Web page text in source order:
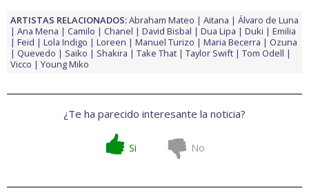
ARTISTAS RELACIONADOS:Abraham Mateo Aitana
Álvaro de Luna
Ana Mena
Camilo Chanel David Bisbal Dua Lipa Duki
Emilia
Feid
Lola Indigo Loreen Manuel Turizo Maria Becerra
Ozuna
Quevedo
Saiko Shakira Take That Taylor Swift
Tom Odell
Vicco
Young Miko
¿Te ha parecido interesante la noticia?
Si No